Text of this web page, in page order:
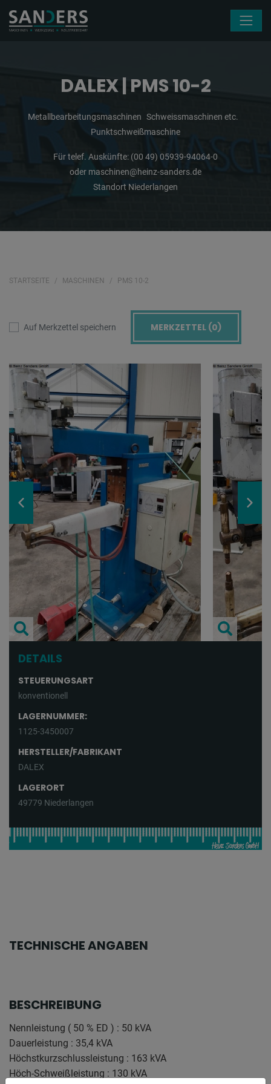
DALEX | PMS 10-2
Metallbearbeitungsmaschinen Schweissmaschinen etc.
Punktschweißmaschine
Für telef. Auskünfte: (00 49) 05939-94064-0
oder maschinen@heinz-sanders.de
Standort Niederlangen
STARTSEITE MASCHINEN PMS 10-2
Auf Merkzettel speichern MERKZETTEL (0)
DETAILS
STEUERUNGSART
konventionell
LAGERNUMMER:
1125-3450007
HERSTELLER/FABRIKANT
DALEX
LAGERORT
49779 Niederlangen
TECHNISCHE ANGABEN
BESCHREIBUNG
Nennleistung ( 50 % ED ) : 50 kVA
Dauerleistung : 35,4 kVA
Höchstkurzschlussleistung : 163 kVA
Höch-Schweißleistung : 130 kVA